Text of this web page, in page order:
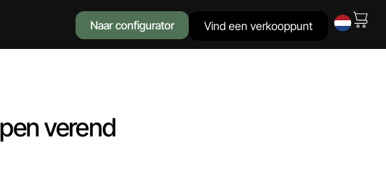
Naar configurator Vind een verkooppunt
verend